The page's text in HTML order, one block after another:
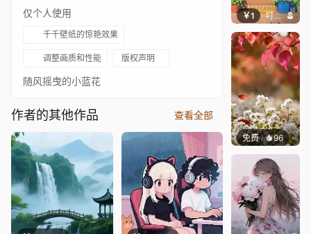
仅个人使用
千千壁纸的惊艳效果
调整画质和性能 版权声明
随风摇曳的小蓝花
作者的其他作品 查看全部
￥1 叮叮当当
免费 96渔小小